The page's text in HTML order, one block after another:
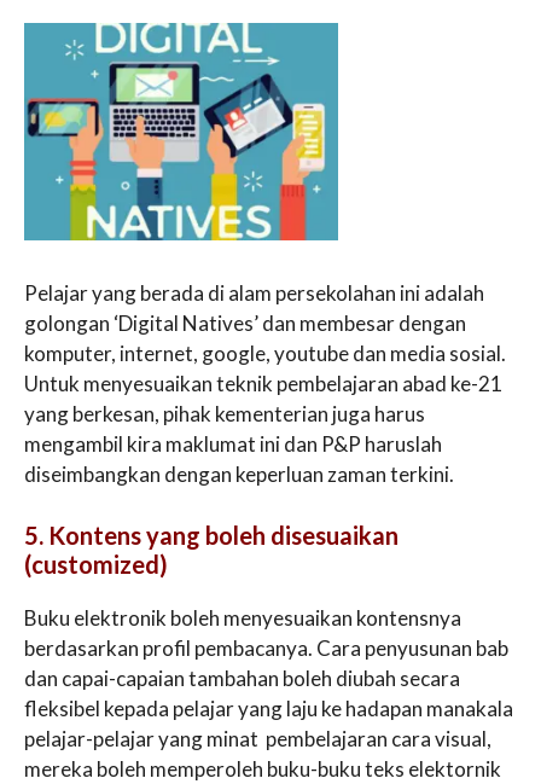
Pelajar yang berada di alam persekolahan ini adalah
golongan ‘Digital Natives’ dan membesar dengan
komputer, internet, google, youtube dan media sosial.
Untuk menyesuaikan teknik pembelajaran abad ke-21
yang berkesan, pihak kementerian juga harus
mengambil kira maklumat ini dan P&P haruslah
diseimbangkan dengan keperluan zaman terkini.
5. Kontens yang boleh disesuaikan
(customized)
Buku elektronik boleh menyesuaikan kontensnya
berdasarkan profil pembacanya. Cara penyusunan bab
dan capai-capaian tambahan boleh diubah secara
fleksibel kepada pelajar yang laju ke hadapan manakala
pelajar-pelajar yang minat pembelajaran cara visual,
mereka boleh memperoleh buku-buku teks elektornik